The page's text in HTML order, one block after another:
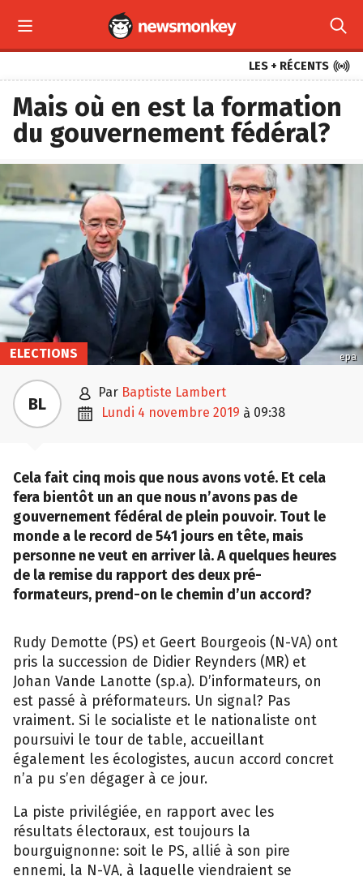
 
LES + RÉCENTS 
Mais où en est la formation
du gouvernement fédéral?
epa
ELECTIONS
BL  par Baptiste Lambert
 lundi 4 novembre 2019 à 09:38
Cela fait cinq mois que nous avons voté. Et cela
fera bientôt un an que nous n’avons pas de
gouvernement fédéral de plein pouvoir. Tout le
monde a le record de 541 jours en tête, mais
personne ne veut en arriver là. A quelques heures
de la remise du rapport des deux pré-
formateurs, prend-on le chemin d’un accord?
Rudy Demotte (PS) et Geert Bourgeois (N-VA) ont
pris la succession de Didier Reynders (MR) et
Johan Vande Lanotte (sp.a). D’informateurs, on
est passé à préformateurs. Un signal? Pas
vraiment. Si le socialiste et le nationaliste ont
poursuivi le tour de table, accueillant
également les écologistes, aucun accord concret
n’a pu s’en dégager à ce jour.
La piste privilégiée, en rapport avec les
résultats électoraux, est toujours la
bourguignonne: soit le PS, allié à son pire
ennemi, la N-VA, à laquelle viendraient se